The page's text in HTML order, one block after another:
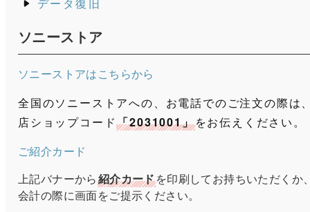
ソニーストア
ソニーストアはこちらから
全国のソニーストアへの、お電話でのご注文の際は
店ショップコード「2031001」をお伝えください。
ご紹介カード
上記バナーから紹介カードを印刷してお持ちいただくか
会計の際に画面をご提示ください。